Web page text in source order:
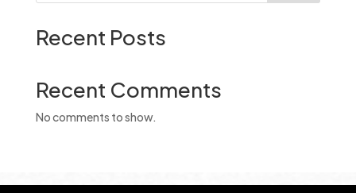
Recent Posts
Recent Comments
No comments to show.